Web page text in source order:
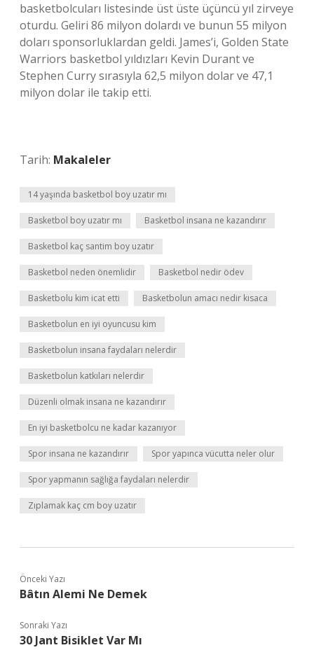
basketbolcuları listesinde üst üste üçüncü yıl zirveye
oturdu. Geliri 86 milyon dolardı ve bunun 55 milyon
doları sponsorluklardan geldi. James’i, Golden State
Warriors basketbol yıldızları Kevin Durant ve
Stephen Curry sırasıyla 62,5 milyon dolar ve 47,1
milyon dolar ile takip etti.
Tarih: Makaleler
14 yaşında basketbol boy uzatır mı
Basketbol boy uzatır mı Basketbol insana ne kazandırır
Basketbol kaç santim boy uzatır
Basketbol neden önemlidir Basketbol nedir ödev
Basketbolu kim icat etti Basketbolun amacı nedir kısaca
Basketbolun en iyi oyuncusu kim
Basketbolun insana faydaları nelerdir
Basketbolun katkıları nelerdir
Düzenli olmak insana ne kazandırır
En iyi basketbolcu ne kadar kazanıyor
Spor insana ne kazandırır Spor yapınca vücutta neler olur
Spor yapmanın sağlığa faydaları nelerdir
Zıplamak kaç cm boy uzatır
Önceki Yazı
Bâtın Alemi Ne Demek
Sonraki Yazı
30 Jant Bisiklet Var Mı